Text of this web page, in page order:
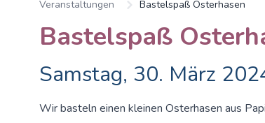
Veranstaltungen Bastelspaß Osterhasen
Bastelspaß
Samstag, 30. März
Wir basteln einen kleinen Osterhasen aus